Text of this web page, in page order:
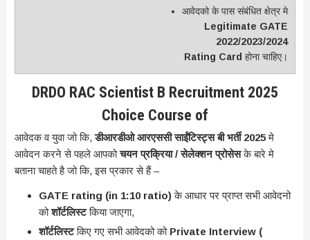
आवेदको के पास संबंधित क्षेत्र मे
Legitimate GATE
2022/2023/2024
Rating Card होना चाहिए।
DRDO RAC Scientist B Recruitment 2025
Choice Course of
आवेदक व युवा जो कि,डीआरडीओ आरएससी साईंटिस्ट्स बी भर्ती 2025मे
आवेदन करने से पहले आपकोचयन प्रक्रिया / सेलेक्शन प्रोसेसके बारे मे
बताना चाहते है जो कि, इस प्रकार से हैं –
GATE rating (in 1:10 ratio)के आधार पर प्राप्त सभी आवेदनो
कोशॉर्टलिस्टकिया जाएगा,
शॉर्टलिस्टकिए गए सभी आवेदको को Private Interview (